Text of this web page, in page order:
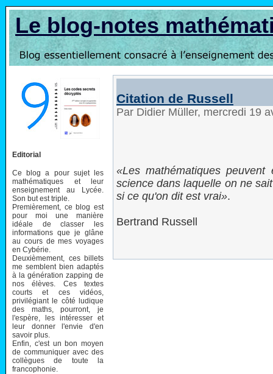
Le blog-notes
Editorial
Ce blog a pour sujet les
mathématiques et leur
enseignement au Lycée.
Son but est triple.
Premièrement, ce blog est
pour moi une manière
idéale de classer les
informations que je glâne
au cours de mes voyages
en Cybérie.
Deuxièmement, ces billets
me semblent bien adaptés
à la génération zapping de
nos élèves. Ces textes
courts et ces vidéos,
privilégiant le côté ludique
des maths, pourront, je
l'espère, les intéresser et
leur donner l'envie d'en
savoir plus.
Enfin, c'est un bon moyen
de communiquer avec des
collègues de toute la
francophonie.
Citation de Russell
Par Didier Müller, mercredi 19
Les mathématiques
science dans laquelle on ne
si ce qu'on dit est vrai .
Bertrand Russell